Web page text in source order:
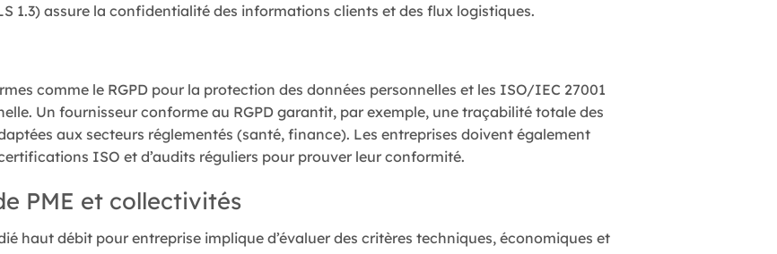
1.3) assure la confidentialité des informations clients et des flux logistiques.
comme le RGPD pour la protection des données personnelles et les ISO/IEC 27001
Un fournisseur conforme au RGPD garantit, par exemple, une traçabilité totale des
aux secteurs réglementés (santé, finance). Les entreprises doivent également
ISO et d’audits réguliers pour prouver leur conformité.
PME et collectivités
haut débit pour entreprise implique d’évaluer des critères techniques, économiques et